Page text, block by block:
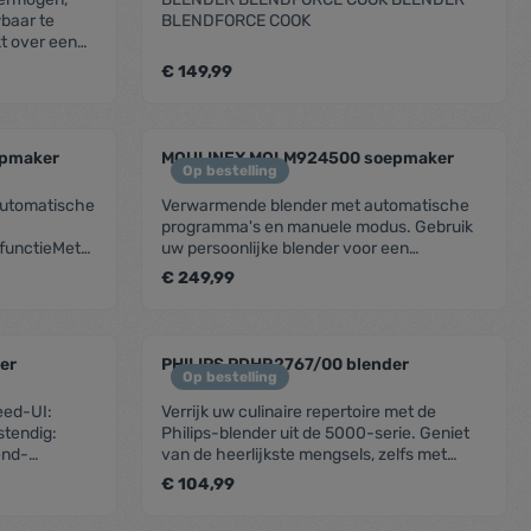
het
(kg):
verpakte product: 432Diepte van het
pulse-functie: Euro
stekker:
vitaminen en voedingsstoffen.
te
over een
een
motor,
4
BLENDFORCE COOK
€ 149,99
knoppen
perfect
recepten,
voor
staal
Op bestelling
MOULINEX MOLM924500 soepmaker
Verwarmende blender met automatische
programma's en manuele modus. Gebruik
uw persoonlijke blender voor een
moeiteloze bereiding van soepen, sauzen,
voorgerechten en nagerechten.
€ 249,99
UI:
Op bestelling
PHILIPS PDHR2767/00 blender
Verrijk uw culinaire repertoire met de
Philips-blender uit de 5000-serie. Geniet
van de heerlijkste mengsels, zelfs met
bevroren fruit, ijsblokjes en noten. Slank
design voor uw aanrecht. Afneembare
€ 104,99